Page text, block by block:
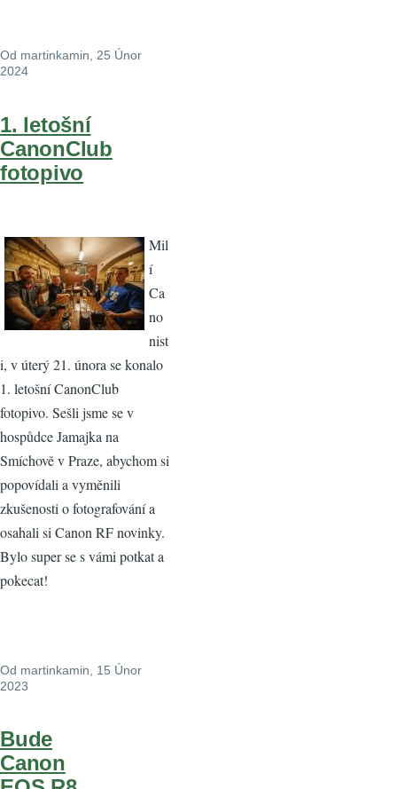
Od martinkamin , 25 Únor
2024
1. letošní
CanonClub
fotopivo
Mil
í
Ca
no
nist
i, v úterý 21. února se konalo
1. letošní CanonClub
fotopivo. Sešli jsme se v
hospůdce Jamajka na
Smíchově v Praze, abychom si
popovídali a vyměnili
zkušenosti o fotografování a
osahali si Canon RF novinky.
Bylo super se s vámi potkat a
pokecat!
Od martinkamin , 15 Únor
2023
Bude
Canon